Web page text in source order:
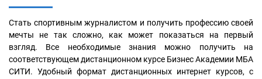
Стать спортивным журналистом и получить профессию своей
мечты не так сложно, как может показаться на первый
взгляд. Все необходимые знания можно получить на
соответствующем дистанционном курсе Бизнес Академии МБА
СИТИ. Удобный формат дистанционных интернет курсов, с